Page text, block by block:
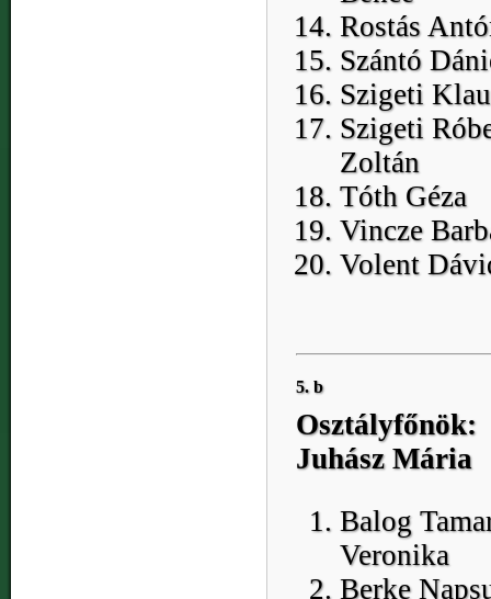
Rostás
Szántó
Szigeti
Szigeti
Zoltán
Tóth Géza
Vincze
Volent
5. b
Osztályfőnök:
Juhász Mária
Balog
Veronika
Berke